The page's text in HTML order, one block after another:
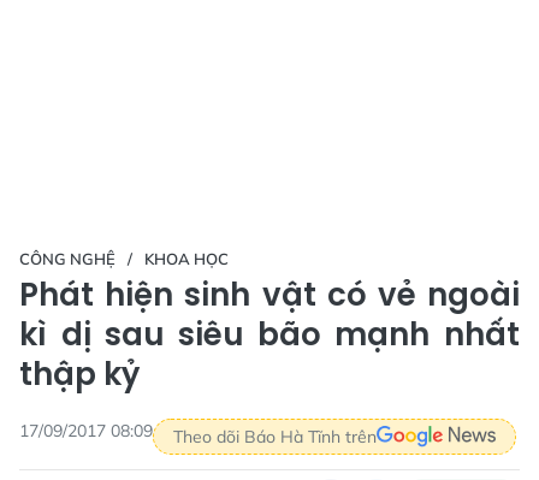
CÔNG NGHỆ KHOA HỌC
Phát hiện sinh vật có vẻ ngoài
kì dị sau siêu bão mạnh nhất
thập kỷ
17/09/2017 08:09 Theo dõi Báo Hà Tĩnh trên